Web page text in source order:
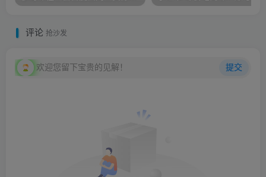
评论 抢沙发
欢迎您留下宝贵的见解！ 提交